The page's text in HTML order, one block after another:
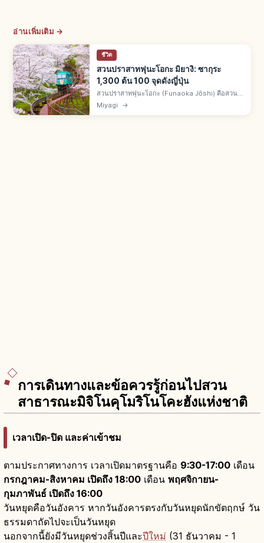
อ่านเพิ่มเติม →
ชีวิต
สวนปราสาทฟุนะโอกะ มิยางิ: ซากุระ
1,300 ต้น 100 จุดดังญี่ปุ่น
สวนปราสาทฟุนะโอกะ (Funaoka Jōshi) คือสวน
ซากปราสาทชิบาตะ จ.มิยางิ ซากุระกว่า 1,300 ต้น
100 จุดชมซากุระชื่อดังญี่ปุ่นร่วมกับฮิโตเมะเซ็มบง
Miyagi →
การเดินทางและข้อควรรู้ก่อนไปสวน
สาธารณะมิจิโนคุโมริโนโคะฮังแห่งชาติ
เวลาเปิด-ปิด และค่าเข้าชม
ตามประกาศทางการ เวลาเปิดมาตรฐานคือ 9:30-17:00 เดือน
กรกฎาคม-สิงหาคม เปิดถึง 18:00 เดือน พฤศจิกายน-
กุมภาพันธ์ เปิดถึง 16:00
วันหยุดคือวันอังคาร หากวันอังคารตรงกับวันหยุดนักขัตฤกษ์ วัน
ธรรมดาถัดไปจะเป็นวันหยุด
นอกจากนี้ยังมีวันหยุดช่วงสิ้นปีและปีใหม่ (31 ธันวาคม - 1